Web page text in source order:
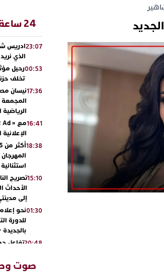
24 ساعة
23:07ادريس
الذي نريد
00:53رحيل
تخلف
17:36نيسان
المجمعة
16:41
18:38
استثنائية
15:10تصريح
الأحداث
إلى
01:30نحو
للدورة
20:48تفاعل
صوت